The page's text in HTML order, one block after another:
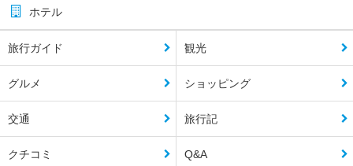
ホテル
旅行ガイド 観光
グルメ ショッピング
交通 旅行記
クチコミ Q&A